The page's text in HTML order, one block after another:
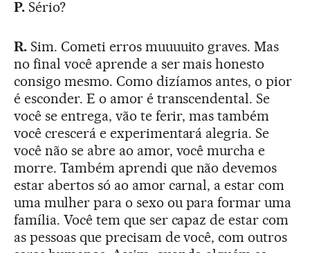
P.Sério?
R.Sim. Cometi erros muuuuito graves. Mas
no final você aprende a ser mais honesto
consigo mesmo. Como dizíamos antes, o pior
é esconder. E o amor é transcendental. Se
você se entrega, vão te ferir, mas também
você crescerá e experimentará alegria. Se
você não se abre ao amor, você murcha e
morre. Também aprendi que não devemos
estar abertos só ao amor carnal, a estar com
uma mulher para o sexo ou para formar uma
família. Você tem que ser capaz de estar com
as pessoas que precisam de você, com outros